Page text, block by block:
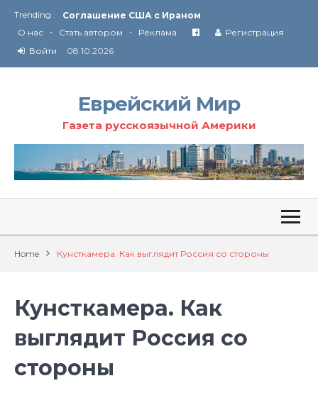
Trending :
Соглашение США с Ираном
Технология Революции в Иране
О нас • Стать автором • Реклама
Регистрация
Войти
08.10.2026
Еврейский Мир
Газета русскоязычной Америки
Home Кунсткамера. Как выглядит Россия со стороны
Кунсткамера. Как
выглядит Россия со
стороны